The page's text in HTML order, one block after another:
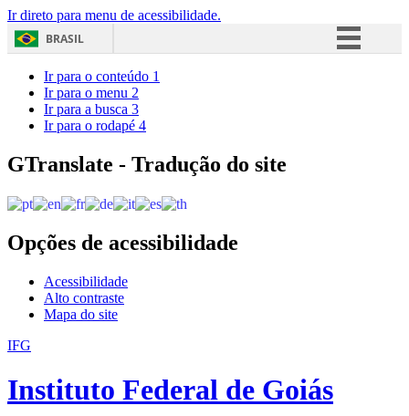
Ir direto para menu de acessibilidade.
BRASIL
Acesso à informação
Ir para o conteúdo 1
Ir para o menu 2
Ir para a busca 3
Ir para o rodapé 4
GTranslate - Tradução do site
Opções de acessibilidade
Acessibilidade
Alto contraste
Mapa do site
IFG
Instituto Federal de Goiás